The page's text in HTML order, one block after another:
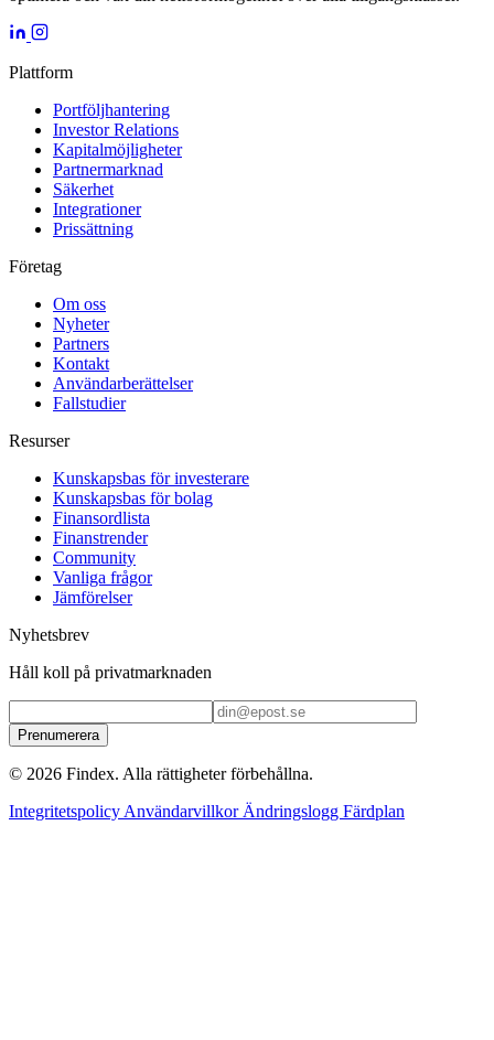
Plattform
Portföljhantering
Investor Relations
Kapitalmöjligheter
Partnermarknad
Säkerhet
Integrationer
Prissättning
Företag
Om oss
Nyheter
Partners
Kontakt
Användarberättelser
Fallstudier
Resurser
Kunskapsbas för investerare
Kunskapsbas för bolag
Finansordlista
Finanstrender
Community
Vanliga frågor
Jämförelser
Nyhetsbrev
Håll koll på privatmarknaden
Prenumerera
© 2026 Findex. Alla rättigheter förbehållna.
IntegritetspolicyAnvändarvillkorÄndringslogg Färdplan